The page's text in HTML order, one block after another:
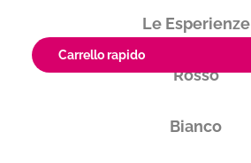
Carrello rapido
Le Esperienze
Rosso
Bianco